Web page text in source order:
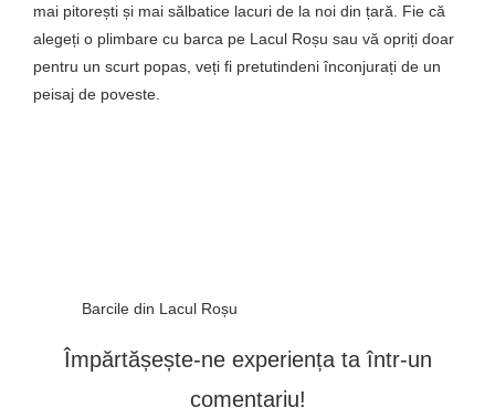
mai pitorești și mai sălbatice lacuri de la noi din țară. Fie că
alegeți o plimbare cu barca pe Lacul Roșu sau vă opriți doar
pentru un scurt popas, veți fi pretutindeni înconjurați de un
peisaj de poveste.
Barcile din Lacul Roșu
Împărtășește-ne experiența ta într-un
comentariu!